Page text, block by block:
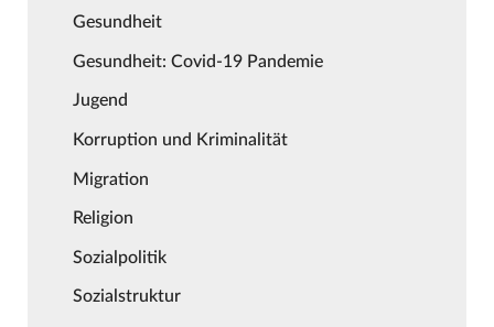
Gesundheit
Gesundheit: Covid-19 Pandemie
Jugend
Korruption und Kriminalität
Migration
Religion
Sozialpolitik
Sozialstruktur